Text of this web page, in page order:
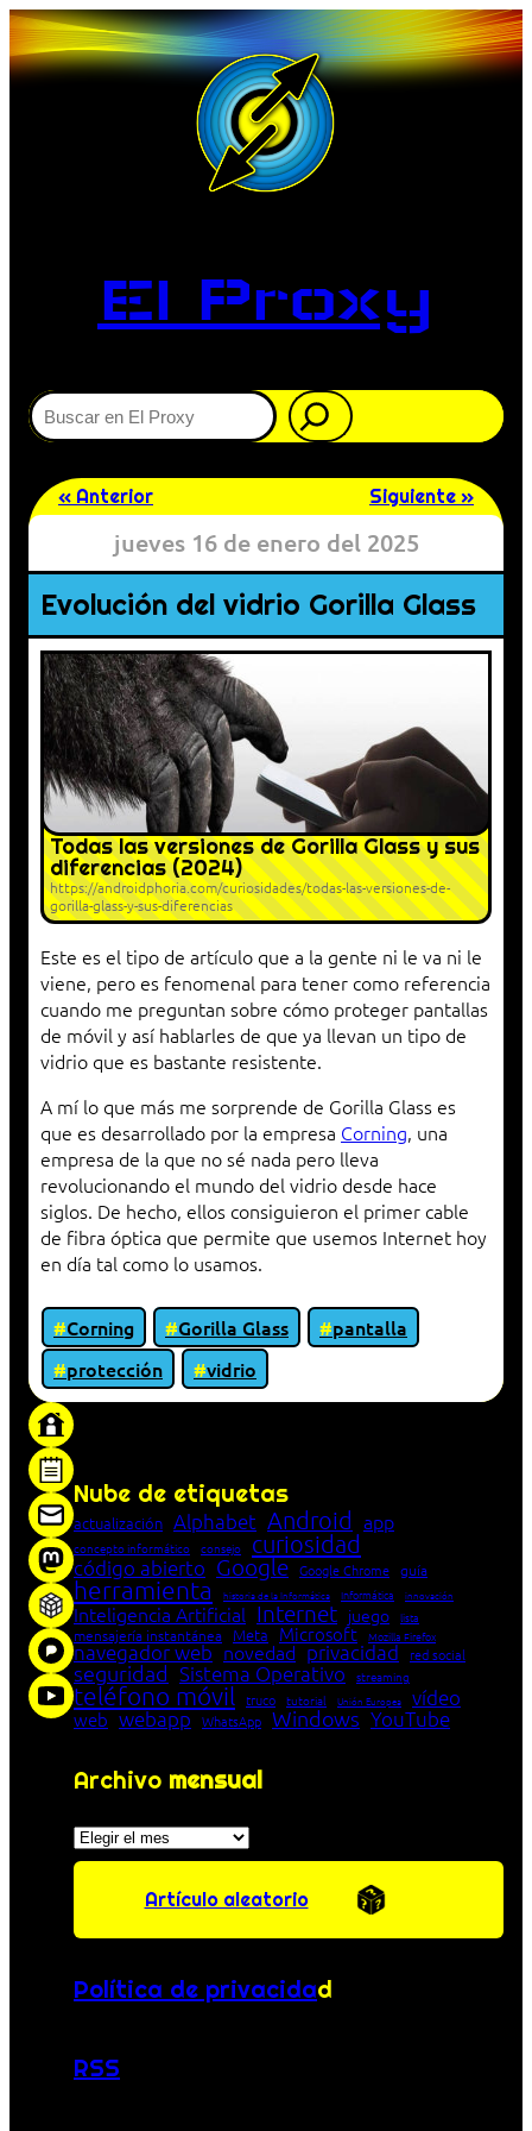
El Proxy
Buscar
« Anterior Siguiente »
jueves 16 de enero del 2025
Evolución del vidrio Gorilla Glass
Todas las versiones de Gorilla Glass y sus
diferencias (2024)
https://androidphoria.com/curiosidades/todas-las-versiones-de-
gorilla-glass-y-sus-diferencias
Este es el tipo de artículo que a la gente ni le va ni le
viene, pero es fenomenal para tener como referencia
cuando me preguntan sobre cómo proteger pantallas
de móvil y así hablarles de que ya llevan un tipo de
vidrio que es bastante resistente.
A mí lo que más me sorprende de Gorilla Glass es
que es desarrollado por la empresa Corning, una
empresa de la que no sé nada pero lleva
revolucionando el mundo del vidrio desde hace
siglos. De hecho, ellos consiguieron el primer cable
de fibra óptica que permite que usemos Internet hoy
en día tal como lo usamos.
Corning Gorilla Glass
pantalla
protección
vidrio
Nube de etiquetas
actualización Alphabet Android app
concepto informático consejo curiosidad
código abierto Google Google Chrome guía
herramienta historia de la Informática Informática innovación
Inteligencia Artificial Internet juego lista
mensajería instantánea Meta Microsoft Mozilla Firefox
navegador web novedad privacidad red social
seguridad Sistema Operativo streaming
teléfono móvil truco tutorial Unión Europea vídeo
web webapp WhatsApp Windows YouTube
Archivo mensual
Archivos
Artículo aleatorio
Política de privacidad
RSS